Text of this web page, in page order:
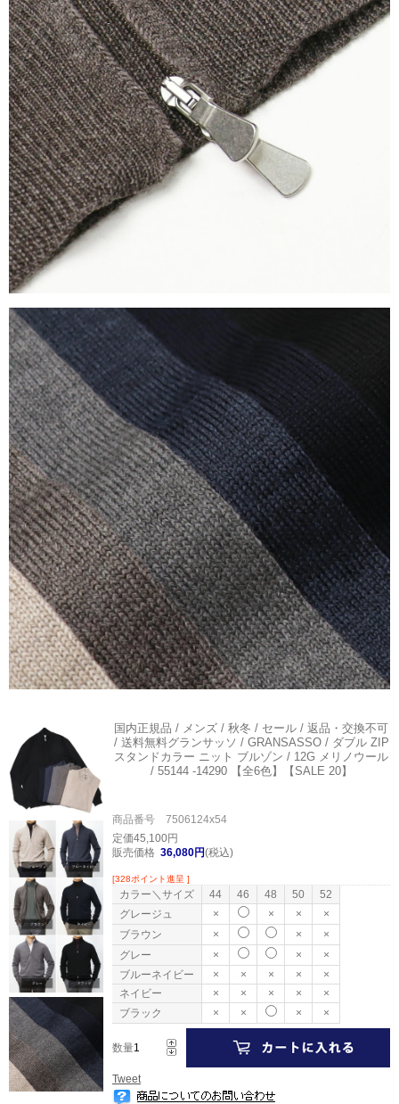
国内正規品 / メンズ / 秋冬 / セール / 返品・交換不可
/ 送料無料グランサッソ / GRANSASSO / ダブル ZIP
スタンドカラー ニット ブルゾン / 12G メリノウール
/ 55144 -14290 【全6色】【SALE 20】
商品番号 7506124x54
定価45,100円
販売価格 36,080円(税込)
[328ポイント進呈 ]
カラー＼サイズ 44 46 48 50
52
グレージュ
× × ×
×
ブラウン
× ×
×
グレー
× ×
×
ブルーネイビー
× × × ×
×
ネイビー
× × × ×
×
ブラック
× × × ×
数量
Tweet